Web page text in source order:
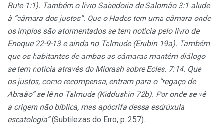
Rute 1:1). Também o livro Sabedoria de Salomão 3:1 alude
à “câmara dos justos”. Que o Hades tem uma câmara onde
os ímpios são atormentados se tem noticia pelo livro de
Enoque 22-9-13 e ainda no Talmude (Erubin 19a). Também
que os habitantes de ambas as câmaras mantêm diálogo
se tem notícia através do Midrash sobre Ecles. 7:14. Que
os justos, como recompensa, entram para o “regaço de
Abraão” se lê no Talmude (Kiddushin 72b). Por onde se vê
a origem não bíblica, mas apócrifa dessa esdrúxula
escatologia”(Subtilezas do Erro, p. 257).